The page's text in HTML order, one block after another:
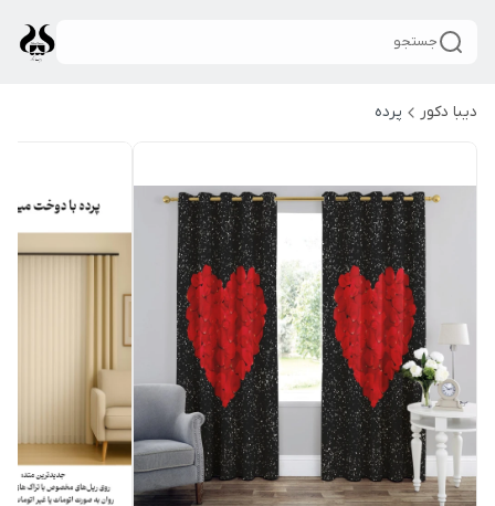
جستجو
دیبا دکور پرده